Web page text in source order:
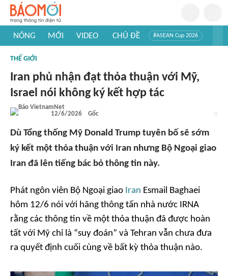
NÓNG MỚI VIDEO CHỦ ĐỀ #ASEAN Cup 2026
#Khám phá thế giới
THẾ GIỚI
Iran phủ nhận đạt thỏa thuận với Mỹ,
Israel nói không ký kết hợp tác
12/6/2026 Gốc
Dù Tổng thống Mỹ Donald Trump tuyên bố sẽ sớm
ký kết một thỏa thuận với Iran nhưng Bộ Ngoại giao
Iran đã lên tiếng bác bỏ thông tin này.
Phát ngôn viên Bộ Ngoại giao Iran Esmail Baghaei
hôm 12/6 nói với hãng thông tấn nhà nước IRNA
rằng các thông tin về một thỏa thuận đã được hoàn
tất với Mỹ chỉ là “suy đoán” và Tehran vẫn chưa đưa
ra quyết định cuối cùng về bất kỳ thỏa thuận nào.